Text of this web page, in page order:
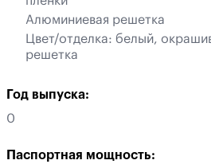
Алюминиевая решетка
Цвет/отделка: белый,
решетка
Год выпуска:
0
Паспортная мощность: